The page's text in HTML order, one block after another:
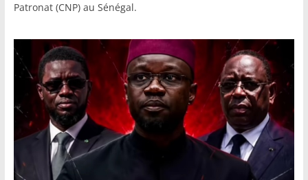
Patronat (CNP) au Sénégal.